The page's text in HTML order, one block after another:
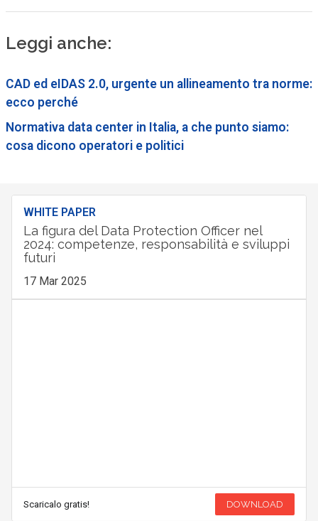
Leggi anche:
CAD ed eIDAS 2.0, urgente un allineamento tra norme:
ecco perché
Normativa data center in Italia, a che punto siamo:
cosa dicono operatori e politici
WHITE PAPER
La figura del Data Protection Officer nel
2024: competenze, responsabilità e sviluppi
futuri
17 Mar 2025
Scaricalo gratis! DOWNLOAD